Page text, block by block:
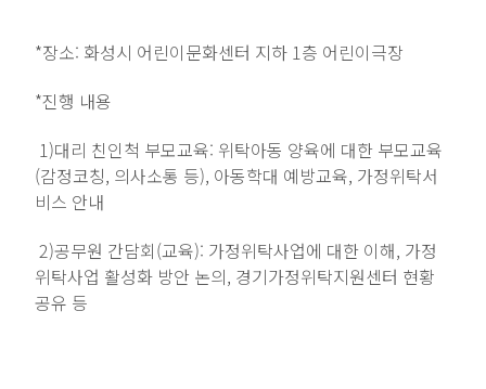
*장소: 화성시 어린이문화센터 지하 1층 어린이극장
*진행 내용
1)대리 친인척 부모교육: 위탁아동 양육에 대한 부모교육
(감정코칭, 의사소통 등), 아동학대 예방교육, 가정위탁서
비스 안내
2)공무원 간담회(교육): 가정위탁사업에 대한 이해, 가정
위탁사업 활성화 방안 논의, 경기가정위탁지원센터 현황
공유 등